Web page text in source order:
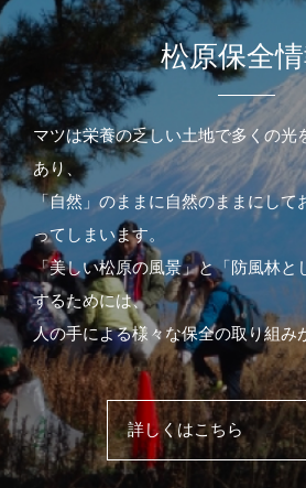
松原保全
マツは栄養の乏しい土地で多くの光
あり、
「自然」のままに自然のままにして
ってしまいます。
「美しい松原の風景」と「防風林と
するためには、
人の手による様々な保全の取り組み
詳しくはこちら